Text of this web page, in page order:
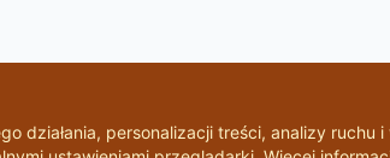
działania, personalizacji treści, analizy ruchu